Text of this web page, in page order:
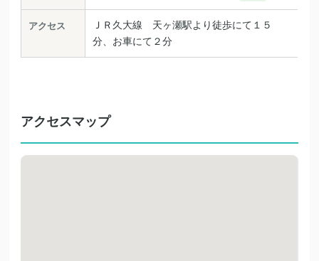
アクセス
ＪＲ久大線 天ヶ瀬駅より徒歩にて１５
分、お車にて２分
アクセスマップ